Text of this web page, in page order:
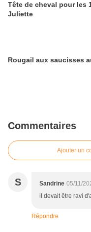
Tête de cheval pour les
Juliette
Rougail aux saucisses
Commentaires
Ajouter un
S Sandrine 05/11/
il devait être ravi
Répondre